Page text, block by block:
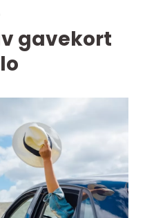
gavekort